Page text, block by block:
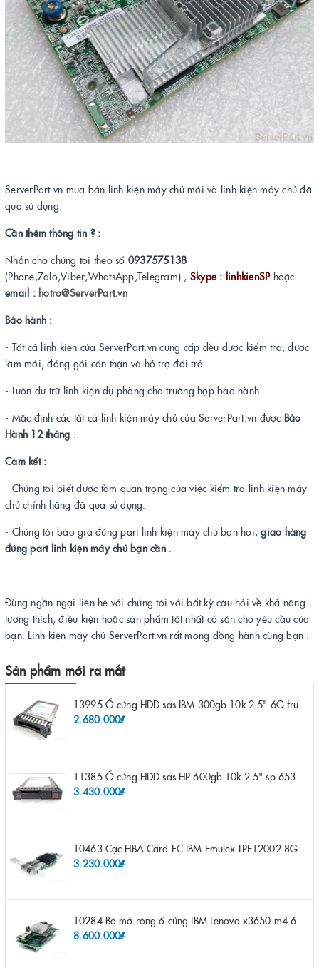
ServerPart.vn mua bán linh kiện máy chủ mới và linh kiện máy chủ đã
qua sử dụng.
Cần thêm thông tin ? :
Nhắn cho chúng tôi theo số 0937575138
(Phone,Zalo,Viber,WhatsApp,Telegram) , Skype : linhkienSPhoặc
email : hotro@ServerPart.vn
Bảo hành :
- Tất cả linh kiện của ServerPart.vn cung cấp đều được kiểm tra, được
làm mới, đóng gói cẩn thận và hỗ trợ đổi trả .
- Luôn dự trữ linh kiện dự phòng cho trường hợp bảo hành.
- Mặc định các tất cả linh kiện máy chủ của ServerPart.vn được Bảo
Hành 12 tháng .
Cam kết :
- Chúng tôi biết được tầm quan trọng của việc kiểm tra linh kiện máy
chủ chính hãng đã qua sử dụng.
- Chúng tôi báo giá đúng part linh kiện máy chủ bạn hỏi,giao hàng
đúng part linh kiện máy chủ bạn cần.
Đừng ngần ngại liên hệ với chúng tôi với bất kỳ câu hỏi về khả năng
tương thích, điều kiện hoặc sản phẩm tốt nhất có sẵn cho yêu cầu của
bạn. Linh kiện máy chủ ServerPart.vn rất mong đồng hành cùng bạn .
Sản phẩm mới ra mắt
13995 Ổ cứng HDD sas IBM 300gb 10k 2.5" 6G fru 44W2265 opt 44W2264 pn 44W2268 ST9300503SS
2.680.000₫
11385 Ổ cứng HDD sas HP 600gb 10k 2.5" sp 653957-001 pn 619286-003 pn 641552-003 pn 689287-003 652583-B21
3.430.000₫
10463 Cạc HBA Card FC IBM Emulex LPE12002 8Gb 2 port FC SFP fru 42D0500 pn 42D0496 opt 42D0494 LPE12002
3.230.000₫
10284 Bộ mở rộng ổ cứng IBM Lenovo x3650 m4 69Y5319 8x 2.5" HS HDD Assembly Kit with Expander
8.600.000₫